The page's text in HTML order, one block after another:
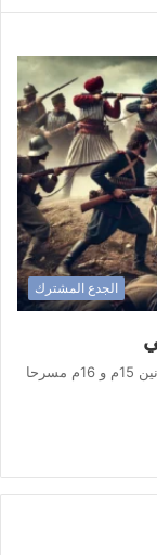
الجدع المشترك
تقديم إشكالي: شكل العالم المتوسطي خلال القرنين 15م و 16م مسرحا